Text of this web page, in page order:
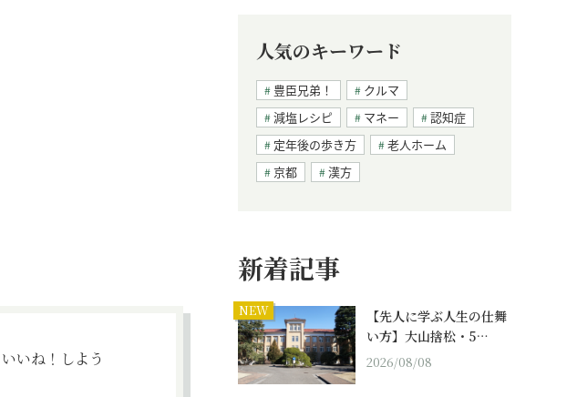
いいね！しよう
人気のキーワード
豊臣兄弟！
クルマ
減塩レシピ
マネー
認知症
定年後の歩き方
老人ホーム
京都
漢方
新着記事
NEW
【先人に学ぶ人生の仕舞
い方】大山捨松・5…
2026/08/08